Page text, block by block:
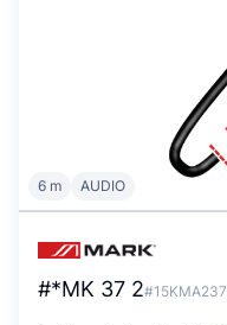
6 m AUDIO
#*MK 37 2#15KMA237